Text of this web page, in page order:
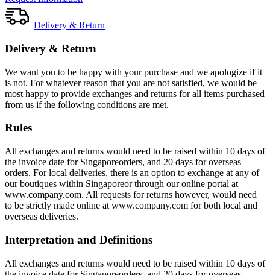
Delivery & Return
Delivery & Return
We want you to be happy with your purchase and we apologize if it
is not. For whatever reason that you are not satisfied, we would be
most happy to provide exchanges and returns for all items purchased
from us if the following conditions are met.
Rules
All exchanges and returns would need to be raised within 10 days of
the invoice date for Singaporeorders, and 20 days for overseas
orders. For local deliveries, there is an option to exchange at any of
our boutiques within Singaporeor through our online portal at
www.company.com. All requests for returns however, would need
to be strictly made online at www.company.com for both local and
overseas deliveries.
Interpretation and Definitions
All exchanges and returns would need to be raised within 10 days of